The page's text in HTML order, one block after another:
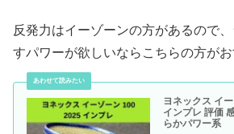
反発力はイーゾーンの方があるので
すパワーが欲しいならこちらの方がお
ヨネックス イ
インプレ 評価
らかパワー系